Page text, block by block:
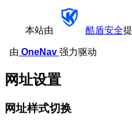
本站由 酷盾安全
由 OneNav 强力驱动
网址设置
网址样式切换